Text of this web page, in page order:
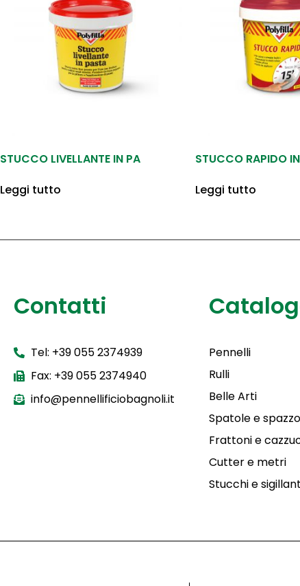
STUCCO LIVELLANTE IN PA
Leggi tutto
STUCCO RAPIDO
Leggi tutto
Contatti
Tel: +39 055 2374939
Fax: +39 055 2374940
info@pennellificiobagnoli.it
Pennelli
Rulli
Belle Arti
Spatole e
Frattoni e
Cutter e metri
Stucchi e